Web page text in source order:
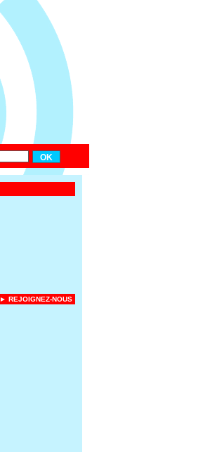
► REJOIGNEZ-NOUS